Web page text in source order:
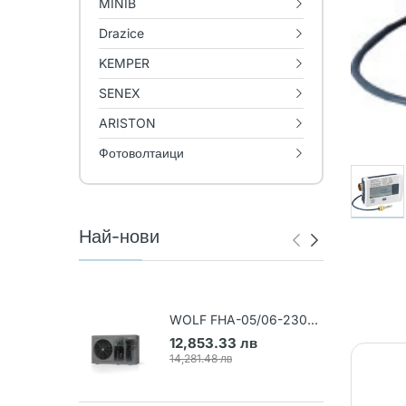
MINIB
Drazice
KEMPER
SENEX
ARISTON
Фотоволтаици
Най-нови
WOLF FHA-05/06-230V
Термопомпа въздух-вода
(Арт. 9148031)
12,853.33 лв
14,281.48 лв